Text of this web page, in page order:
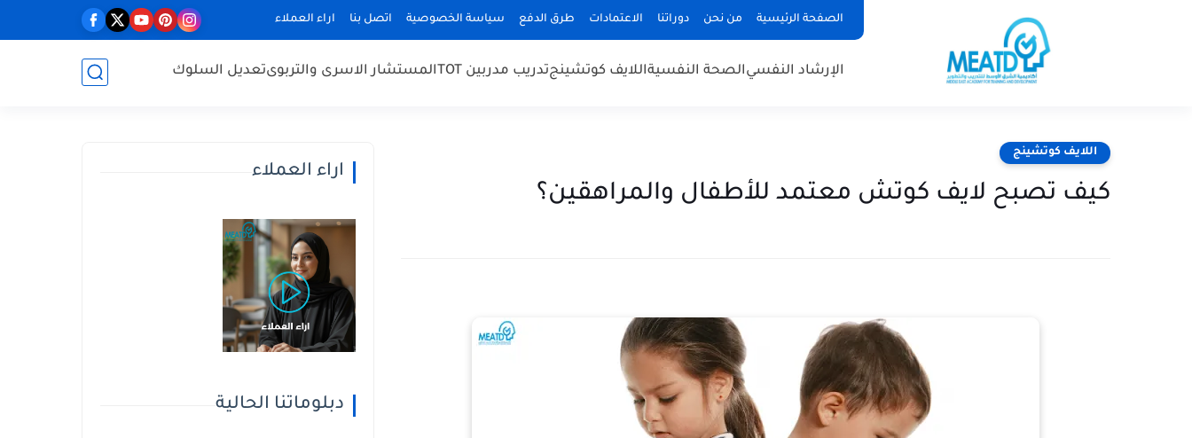
الصفحة الرئيسية من نحن دوراتنا الاعتمادات طرق الدفع سياسة الخصوصية اتصل بنا اراء العملاء
الإرشاد النفسيالصحة النفسيةاللايف كوتشينجتدريب مدربين TOT المستشار الاسرى والتربوىتعديل السلوك
اللايف كوتشينج
كيف تصبح لايف كوتش معتمد للأطفال والمراهقين؟
اراء العملاء
دبلوماتنا الحالية